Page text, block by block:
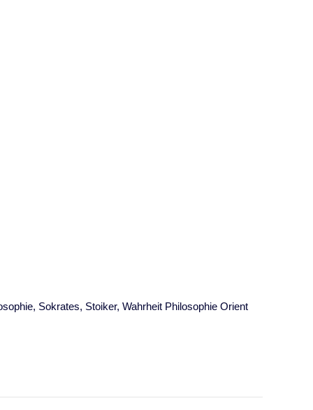
, Sokrates, Stoiker, Wahrheit Philosophie Orient